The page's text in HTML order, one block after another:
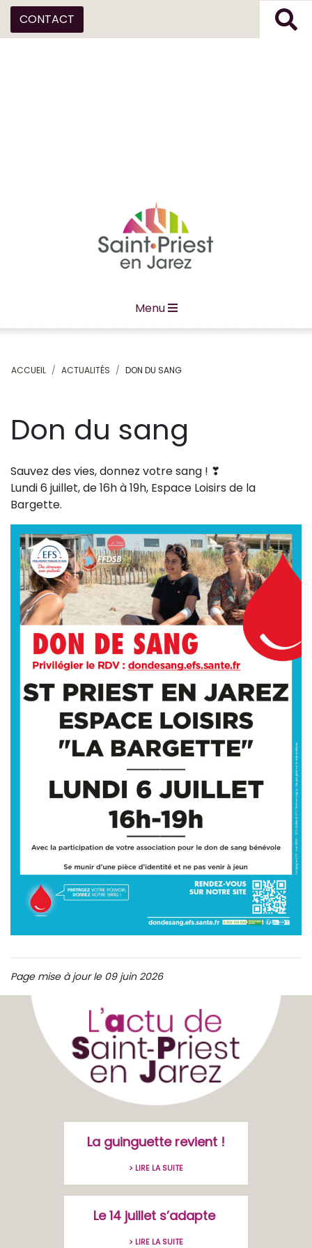
CONTACT
Menu
ACCUEIL ACTUALITÉS DON DU SANG
Don du sang
Sauvez des vies, donnez votre sang ! ❣
Lundi 6 juillet, de 16h à 19h, Espace Loisirs de la
Bargette.
Page mise à jour le 09 juin 2026
La guinguette revient !
> LIRE LA SUITE
Le 14 juillet s’adapte
> LIRE LA SUITE